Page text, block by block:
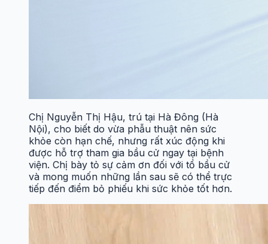
Chị Nguyễn Thị Hậu, trú tại Hà Đông (Hà
Nội), cho biết do vừa phẫu thuật nên sức
khỏe còn hạn chế, nhưng rất xúc động khi
được hỗ trợ tham gia bầu cử ngay tại bệnh
viện. Chị bày tỏ sự cảm ơn đối với tổ bầu cử
và mong muốn những lần sau sẽ có thể trực
tiếp đến điểm bỏ phiếu khi sức khỏe tốt hơn.